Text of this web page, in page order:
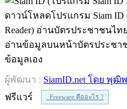
ดาวน์โหลดโปรแกรม Siam ID
Reader) อ่านบัตรประชาชนไ
อ่านข้อมูลบนหน้าบัตรประชา
ข้อมูลเอง
ผู้พัฒนา : SiamID.net โดย พุฒิ
ฟรีแวร์
Freeware คืออะไร ?